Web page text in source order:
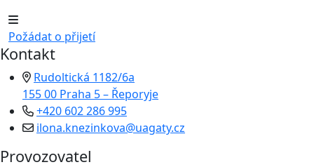
Požádat o přijetí
Kontakt
Rudoltická 1182/6a
155 00 Praha 5 – Řeporyje
+420 602 286 995
ilona.knezinkova@uagaty.cz
Provozovatel